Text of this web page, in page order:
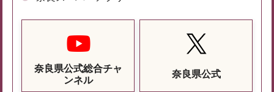
奈良県公式総合チャ
ンネル
奈良県公式